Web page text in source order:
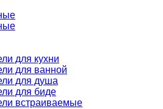
для кухни
для ванной
для душа
для биде
встраиваемые